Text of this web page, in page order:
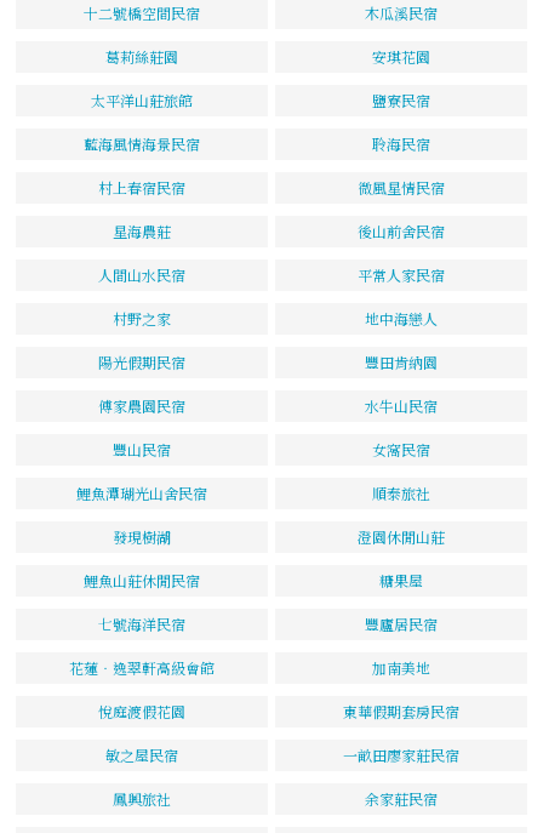
十二號橋空間民宿 木瓜溪民宿
葛莉絲莊園 安琪花園
太平洋山莊旅館 鹽寮民宿
藍海風情海景民宿 聆海民宿
村上春宿民宿 微風星情民宿
星海農莊 後山前舍民宿
人間山水民宿 平常人家民宿
村野之家 地中海戀人
陽光假期民宿 豐田肯納園
傅家農園民宿 水牛山民宿
豐山民宿 女窩民宿
鯉魚潭瑚光山舍民宿 順泰旅社
發現樹湖 澄園休閒山莊
鯉魚山莊休閒民宿 糖果屋
七號海洋民宿 豐廬居民宿
花蓮‧逸翠軒高級會館 加南美地
悅庭渡假花園 東華假期套房民宿
敏之屋民宿 一畝田廖家莊民宿
鳳興旅社 余家莊民宿